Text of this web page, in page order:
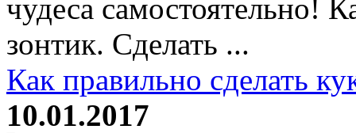
чудеса самостоятельно!
зонтик. Сделать ...
Как правильно сделать
10.01.2017